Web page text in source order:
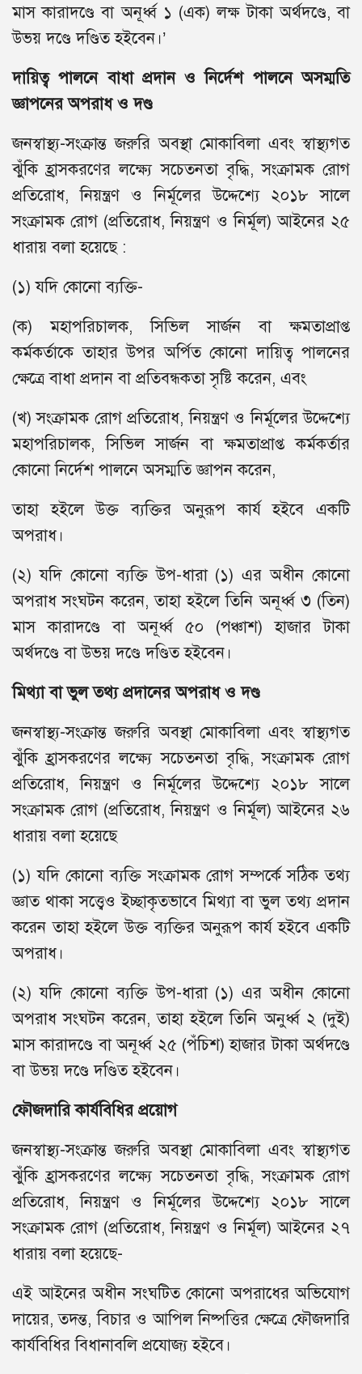
মাস কারাদণ্ডে বা অনূর্ধ্ব ১ (এক) লক্ষ টাকা অর্থদণ্ডে, বা
উভয় দণ্ডে দণ্ডিত হইবেন।’
দায়িত্ব পালনে বাধা প্রদান ও নির্দেশ পালনে অসম্মতি
জ্ঞাপনের অপরাধ ও দণ্ড
জনস্বাস্থ্য-সংক্রান্ত জরুরি অবস্থা মোকাবিলা এবং স্বাস্থ্যগত
ঝুঁকি হ্রাসকরণের লক্ষ্যে সচেতনতা বৃদ্ধি, সংক্রামক রোগ
প্রতিরোধ, নিয়ন্ত্রণ ও নির্মূলের উদ্দেশ্যে ২০১৮ সালে
সংক্রামক রোগ (প্রতিরোধ, নিয়ন্ত্রণ ও নির্মূল) আইনের ২৫
ধারায় বলা হয়েছে :
(১) যদি কোনো ব্যক্তি-
(ক) মহাপরিচালক, সিভিল সার্জন বা ক্ষমতাপ্রাপ্ত
কর্মকর্তাকে তাহার উপর অর্পিত কোনো দায়িত্ব পালনের
ক্ষেত্রে বাধা প্রদান বা প্রতিবন্ধকতা সৃষ্টি করেন, এবং
(খ) সংক্রামক রোগ প্রতিরোধ, নিয়ন্ত্রণ ও নির্মূলের উদ্দেশ্যে
মহাপরিচালক, সিভিল সার্জন বা ক্ষমতাপ্রাপ্ত কর্মকর্তার
কোনো নির্দেশ পালনে অসম্মতি জ্ঞাপন করেন,
তাহা হইলে উক্ত ব্যক্তির অনুরূপ কার্য হইবে একটি
অপরাধ।
(২) যদি কোনো ব্যক্তি উপ-ধারা (১) এর অধীন কোনো
অপরাধ সংঘটন করেন, তাহা হইলে তিনি অনূর্ধ্ব ৩ (তিন)
মাস কারাদণ্ডে বা অনূর্ধ্ব ৫০ (পঞ্চাশ) হাজার টাকা
অর্থদণ্ডে বা উভয় দণ্ডে দণ্ডিত হইবেন।
মিথ্যা বা ভুল তথ্য প্রদানের অপরাধ ও দণ্ড
জনস্বাস্থ্য-সংক্রান্ত জরুরি অবস্থা মোকাবিলা এবং স্বাস্থ্যগত
ঝুঁকি হ্রাসকরণের লক্ষ্যে সচেতনতা বৃদ্ধি, সংক্রামক রোগ
প্রতিরোধ, নিয়ন্ত্রণ ও নির্মূলের উদ্দেশ্যে ২০১৮ সালে
সংক্রামক রোগ (প্রতিরোধ, নিয়ন্ত্রণ ও নির্মূল) আইনের ২৬
ধারায় বলা হয়েছে
(১) যদি কোনো ব্যক্তি সংক্রামক রোগ সম্পর্কে সঠিক তথ্য
জ্ঞাত থাকা সত্ত্বেও ইচ্ছাকৃতভাবে মিথ্যা বা ভুল তথ্য প্রদান
করেন তাহা হইলে উক্ত ব্যক্তির অনুরূপ কার্য হইবে একটি
অপরাধ।
(২) যদি কোনো ব্যক্তি উপ-ধারা (১) এর অধীন কোনো
অপরাধ সংঘটন করেন, তাহা হইলে তিনি অনুর্ধ্ব ২ (দুই)
মাস কারাদণ্ডে বা অনূর্ধ্ব ২৫ (পঁচিশ) হাজার টাকা অর্থদণ্ডে
বা উভয় দণ্ডে দণ্ডিত হইবেন।
ফৌজদারি কার্যবিধির প্রয়োগ
জনস্বাস্থ্য-সংক্রান্ত জরুরি অবস্থা মোকাবিলা এবং স্বাস্থ্যগত
ঝুঁকি হ্রাসকরণের লক্ষ্যে সচেতনতা বৃদ্ধি, সংক্রামক রোগ
প্রতিরোধ, নিয়ন্ত্রণ ও নির্মূলের উদ্দেশ্যে ২০১৮ সালে
সংক্রামক রোগ (প্রতিরোধ, নিয়ন্ত্রণ ও নির্মূল) আইনের ২৭
ধারায় বলা হয়েছে-
এই আইনের অধীন সংঘটিত কোনো অপরাধের অভিযোগ
দায়ের, তদন্ত, বিচার ও আপিল নিষ্পত্তির ক্ষেত্রে ফৌজদারি
কার্যবিধির বিধানাবলি প্রযোজ্য হইবে।